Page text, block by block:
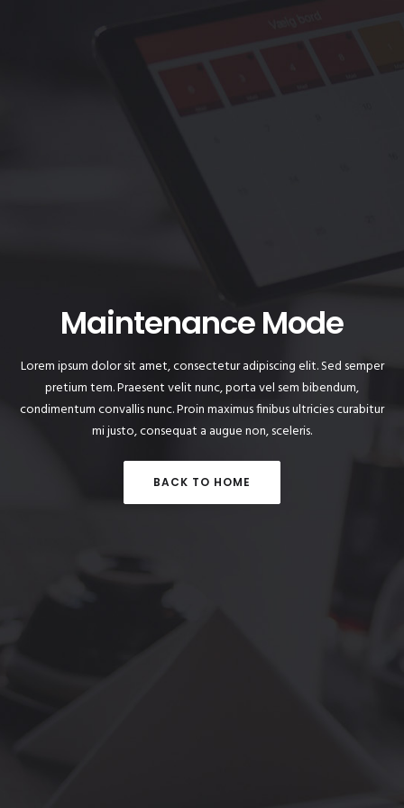
Maintenance Mode
Lorem ipsum dolor sit amet, consectetur adipiscing elit. Sed semper
pretium tem. Praesent velit nunc, porta vel sem bibendum,
condimentum convallis nunc. Proin maximus finibus ultricies curabitur
mi justo, consequat a augue non, sceleris.
BACK TO HOME